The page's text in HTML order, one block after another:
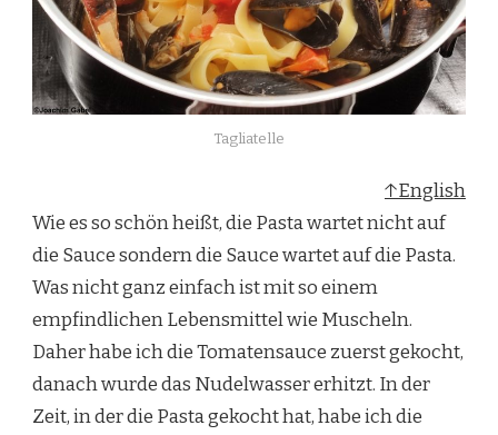
Tagliatelle
↑English
Wie es so schön heißt, die Pasta wartet nicht auf
die Sauce sondern die Sauce wartet auf die Pasta.
Was nicht ganz einfach ist mit so einem
empfindlichen Lebensmittel wie Muscheln.
Daher habe ich die Tomatensauce zuerst gekocht,
danach wurde das Nudelwasser erhitzt. In der
Zeit, in der die Pasta gekocht hat, habe ich die